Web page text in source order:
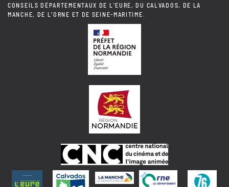
CONSEILS DÉPARTEMENTAUX DE L'EURE, DU CALVADOS, DE LA
MANCHE, DE L'ORNE ET DE SEINE-MARITIME.